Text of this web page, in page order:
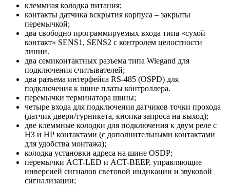
клеммная колодка питания;
контакты датчика вскрытия корпуса – закрыты
перемычкой;
два свободно программируемых входа типа «сухой
контакт» SENS1, SENS2 с контролем целостности
линии.
два семиконтактных разъема типа Wiegand для
подключения считывателей;
два разъема интерфейса RS-485 (OSPD) для
подключения к шине платы контроллера.
перемычки терминатора шины;
четыре входа для подключения датчиков точки прохода
(датчик двери/турникета, кнопка запроса на выход);
две клеммные колодки для подключения к двум реле с
НЗ и НР контактами (с дополнительными контактами
для удобства монтажа);
колодка установки адреса на шине OSDP;
перемычки ACT-LED и ACT-BEEP, управляющие
инверсией сигналов световой индикации и звуковой
сигнализации;